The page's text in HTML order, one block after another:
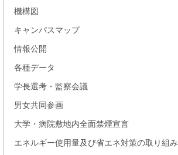
機構図
キャンパスマップ
情報公開
各種データ
学長選考・監察会議
男女共同参画
大学・病院敷地内全面禁煙宣言
エネルギー使用量及び省エネ対策の取り組み